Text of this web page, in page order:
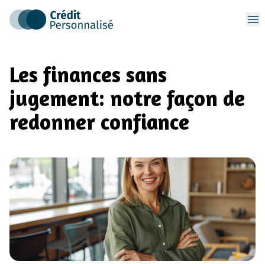
Les finances sans
jugement: notre façon de
redonner confiance